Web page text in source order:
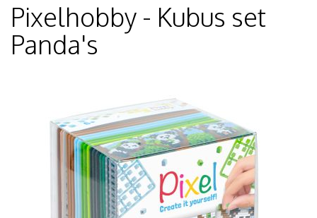
Pixelhobby - Kubus set
Panda's